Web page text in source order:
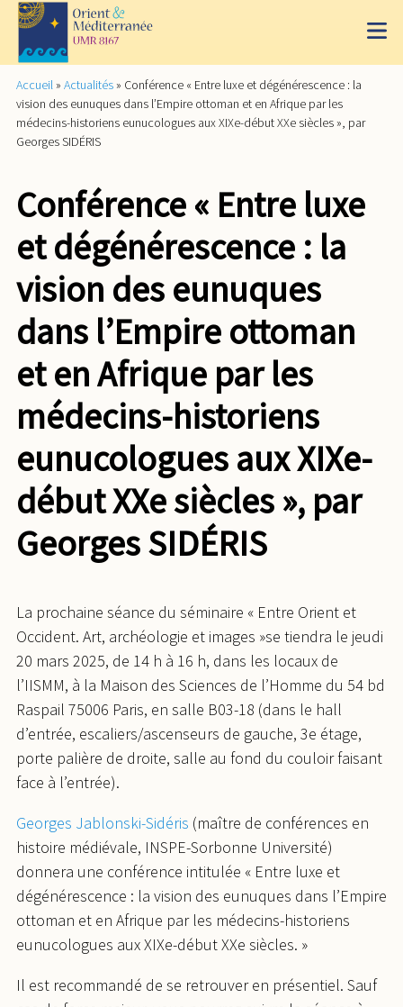
Accueil » Actualités » Conférence « Entre luxe et dégénérescence : la
vision des eunuques dans l’Empire ottoman et en Afrique par les
médecins-historiens eunucologues aux XIXe-début XXe siècles », par
Georges SIDÉRIS
Conférence « Entre luxe
et dégénérescence : la
vision des eunuques
dans l’Empire ottoman
et en Afrique par les
médecins-historiens
eunucologues aux XIXe-
début XXe siècles », par
Georges SIDÉRIS
La prochaine séance du séminaire « Entre Orient et
Occident. Art, archéologie et images »se tiendra le jeudi
20 mars 2025, de 14 h à 16 h, dans les locaux de
l’IISMM, à la Maison des Sciences de l’Homme du 54 bd
Raspail 75006 Paris, en salle B03-18 (dans le hall
d’entrée, escaliers/ascenseurs de gauche, 3e étage,
porte palière de droite, salle au fond du couloir faisant
face à l’entrée).
Georges Jablonski-Sidéris (maître de conférences en
histoire médiévale, INSPE-Sorbonne Université)
donnera une conférence intitulée « Entre luxe et
dégénérescence : la vision des eunuques dans l’Empire
ottoman et en Afrique par les médecins-historiens
eunucologues aux XIXe-début XXe siècles. »
Il est recommandé de se retrouver en présentiel. Sauf